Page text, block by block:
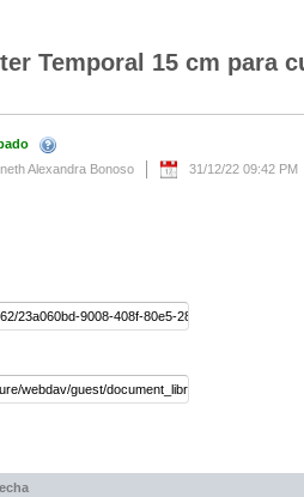
Temporal 15 cm para
Alexandra Bonoso
31/12/22 09:42 PM